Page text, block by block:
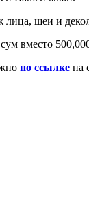
шеи и
вместо
по ссылке на